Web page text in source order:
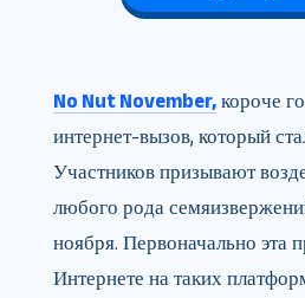
No Nut November,короче
интернет-вызов, который
Участников призывают
любого рода
ноября. Первоначально эта
Интернете на таких